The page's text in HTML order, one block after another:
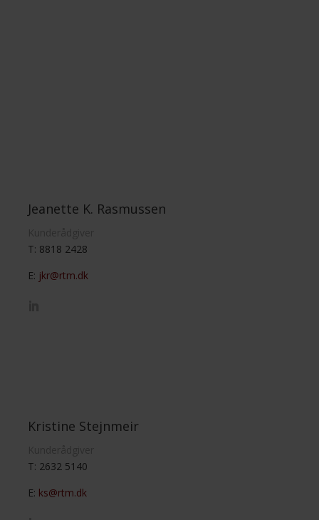
Jeanette K. Rasmussen
T: 8818 2428
E: jkr@rtm.dk
Kristine Stejnmeir
T: 2632 5140
E: ks@rtm.dk